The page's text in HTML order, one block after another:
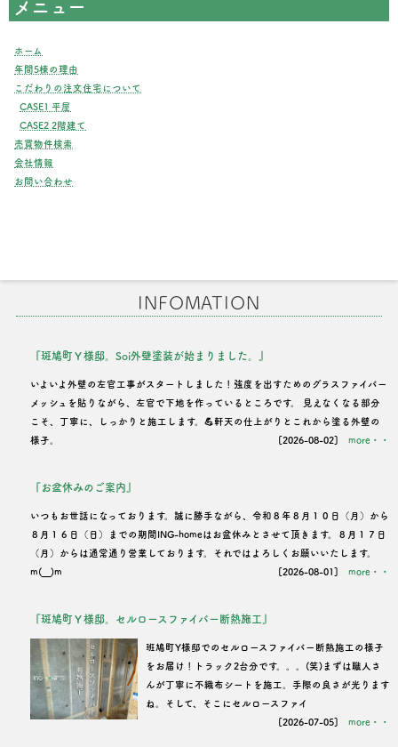
メニュー
ホーム
年間5棟の理由
こだわりの注文住宅について
CASE1 平屋
CASE2 2階建て
売買物件検索
会社情報
お問い合わせ
INFOMATION
『斑鳩町Ｙ様邸。Soi外壁塗装が始まりました。』
いよいよ外壁の左官工事がスタートしました！強度を出すためのグラスファイバー
メッシュを貼りながら、左官で下地を作っているところです。 見えなくなる部分
こそ、丁寧に、しっかりと施工します。💪軒天の仕上がりとこれから塗る外壁の
様子。 [2026-08-02] more・・
『お盆休みのご案内』
いつもお世話になっております。誠に勝手ながら、令和８年８月１０日（月）から
８月１６日（日）までの期間ING-homeはお盆休みとさせて頂きます。８月１７日
（月）からは通常通り営業しております。それではよろしくお願いいたします。
m(__)m [2026-08-01] more・・
『斑鳩町Ｙ様邸。セルロースファイバー断熱施工』
班鳩町Y様邸でのセルロースファイバー断熱施工の様子
をお届け！トラック2台分です。。。(笑)まずは職人さ
んが丁寧に不織布シートを施工。手際の良さが光ります
ね。そして、そこにセルロースファイ
[2026-07-05] more・・